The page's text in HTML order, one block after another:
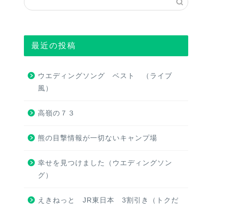
最近の投稿
ウエディングソング ベスト （ライブ
風）
高嶺の７３
熊の目撃情報が一切ないキャンプ場
幸せを見つけました（ウエディングソン
グ）
えきねっと JR東日本 3割引き（トクだ